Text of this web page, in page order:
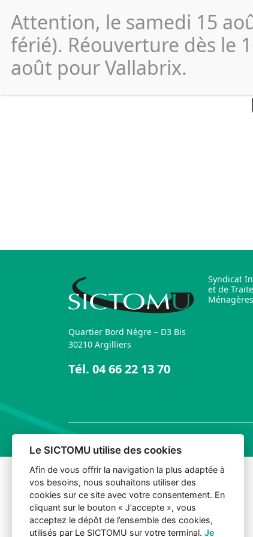
Vos
démarches
Quartier Bord Nègre – D3 Bis
30210 Argilliers
Tél. 04 66 22 13 70
Syndicat
et de
Attention, le samedi 15
férié). Réouverture dès le
août pour Vallabrix.
Le SICTOMU utilise des cookies
Afin de vous offrir la navigation la plus adaptée à
vos besoins, nous souhaitons utiliser des
cookies sur ce site avec votre consentement. En
cliquant sur le bouton « J'accepte », vous
acceptez le dépôt de l’ensemble des cookies,
utilisés par Le SICTOMU sur votre terminal. Je